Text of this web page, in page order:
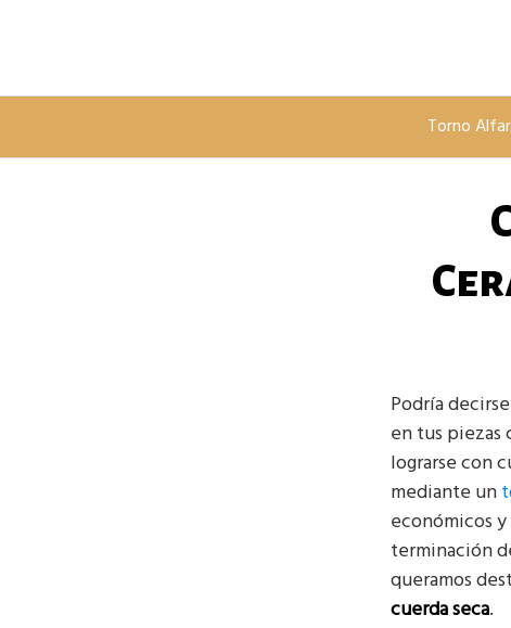
Torno
Podría
en tus
lograrse con
mediante un
económicos
terminación
queramos
cuerda seca.